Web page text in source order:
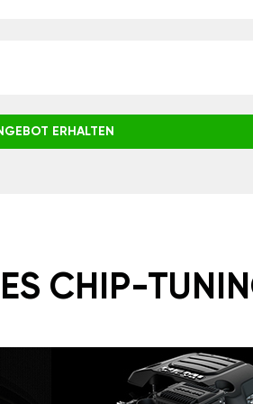
ERHALTEN
CHIP-